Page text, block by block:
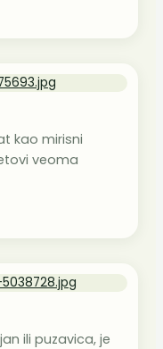
kao mirisni
veoma
ili puzavica, je